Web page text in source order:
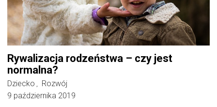
Rywalizacja rodzeństwa – czy jest
normalna?
Dziecko
Rozwój
9 października 2019